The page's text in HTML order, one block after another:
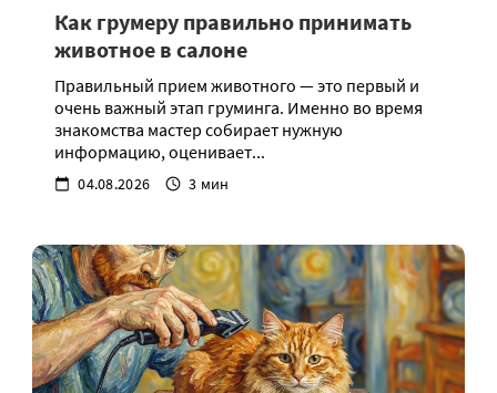
Как грумеру правильно принимать
животное в салоне
Правильный прием животного — это первый и
очень важный этап груминга. Именно во время
знакомства мастер собирает нужную
информацию, оценивает...
04.08.2026 3 мин